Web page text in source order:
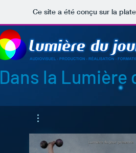
Ce site a été conçu sur la
Dans la Lumière